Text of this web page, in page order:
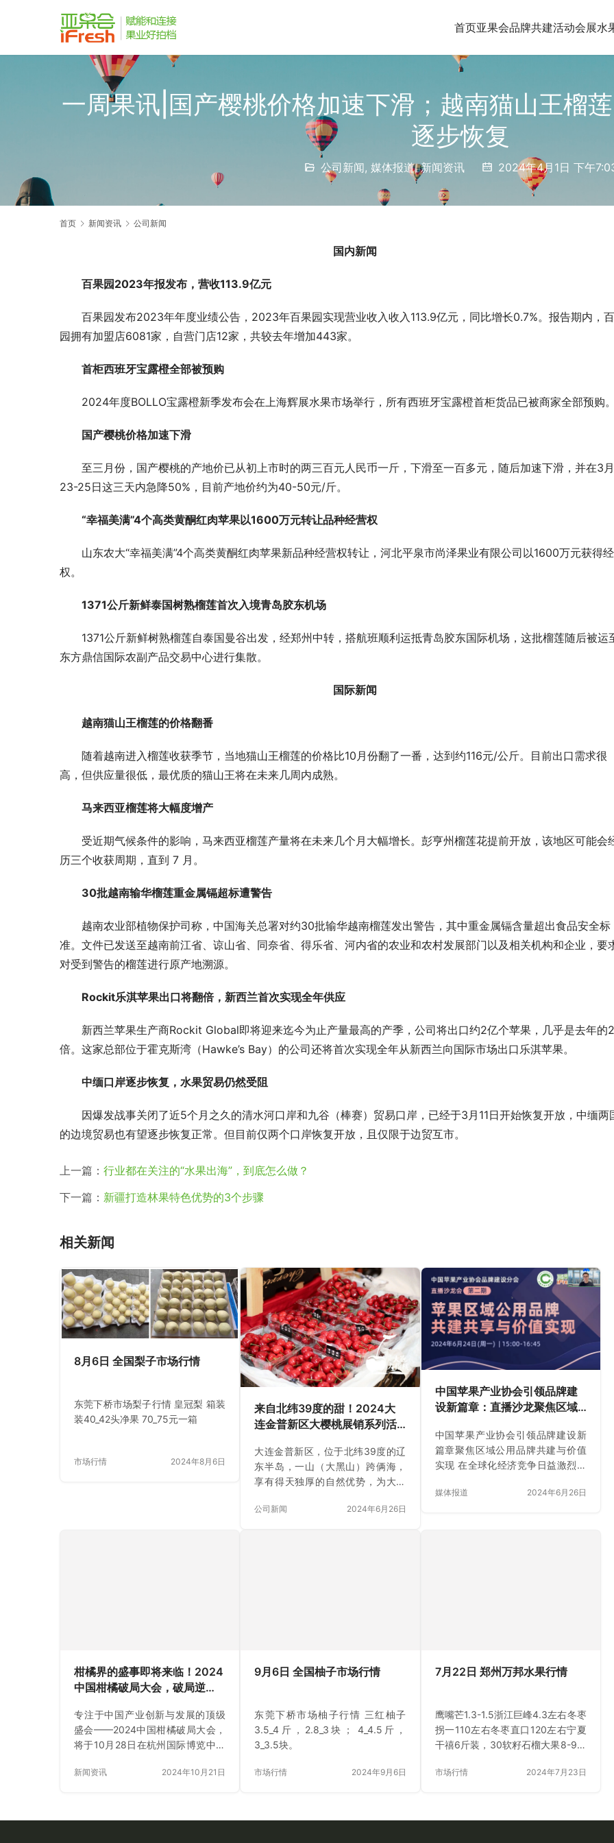
首页亚果会品牌共建活动会展水
一周果讯|国产樱桃价格加速下滑；越南猫山王榴
逐步恢复
公司新闻, 媒体报道,新闻资讯 2024年4月1日 下午
首页 新闻资讯 公司新闻
国内新闻
百果园2023年报发布，营收113.9亿元
百果园发布2023年年度业绩公告，2023年百果园实现营业收入收入113.9亿元，同比增长0.7%。报告期内，
园拥有加盟店6081家，自营门店12家，共较去年增加443家。
首柜西班牙宝露橙全部被预购
2024年度BOLLO宝露橙新季发布会在上海辉展水果市场举行，所有西班牙宝露橙首柜货品已被商家全部预购
国产樱桃价格加速下滑
至三月份，国产樱桃的产地价已从初上市时的两三百元人民币一斤，下滑至一百多元，随后加速下滑，并在3月
23-25日这三天内急降50%，目前产地价约为40-50元/斤。
“幸福美满”4个高类黄酮红肉苹果以1600万元转让品种经营权
山东农大“幸福美满”4个高类黄酮红肉苹果新品种经营权转让，河北平泉市尚泽果业有限公司以1600万元获得
权。
1371公斤新鲜泰国树熟榴莲首次入境青岛胶东机场
1371公斤新鲜树熟榴莲自泰国曼谷出发，经郑州中转，搭航班顺利运抵青岛胶东国际机场，这批榴莲随后被运
东方鼎信国际农副产品交易中心进行集散。
国际新闻
越南猫山王榴莲的价格翻番
随着越南进入榴莲收获季节，当地猫山王榴莲的价格比10月份翻了一番，达到约116元/公斤。目前出口需求很
高，但供应量很低，最优质的猫山王将在未来几周内成熟。
马来西亚榴莲将大幅度增产
受近期气候条件的影响，马来西亚榴莲产量将在未来几个月大幅增长。彭亨州榴莲花提前开放，该地区可能会
历三个收获周期，直到 7 月。
30批越南输华榴莲重金属镉超标遭警告
越南农业部植物保护司称，中国海关总署对约30批输华越南榴莲发出警告，其中重金属镉含量超出食品安全标
准。文件已发送至越南前江省、谅山省、同奈省、得乐省、河内省的农业和农村发展部门以及相关机构和企业，要
对受到警告的榴莲进行原产地溯源。
Rockit乐淇苹果出口将翻倍，新西兰首次实现全年供应
新西兰苹果生产商Rockit Global即将迎来迄今为止产量最高的产季，公司将出口约2亿个苹果，几乎是去年的2
倍。这家总部位于霍克斯湾（Hawke’s Bay）的公司还将首次实现全年从新西兰向国际市场出口乐淇苹果。
中缅口岸逐步恢复，水果贸易仍然受阻
因爆发战事关闭了近5个月之久的清水河口岸和九谷（棒赛）贸易口岸，已经于3月11日开始恢复开放，中缅两
的边境贸易也有望逐步恢复正常。但目前仅两个口岸恢复开放，且仅限于边贸互市。
上一篇： 行业都在关注的“水果出海”，到底怎么做？
下一篇： 新疆打造林果特色优势的3个步骤
相关新闻
8月6日 全国梨子市场行情
东莞下桥市场梨子行情 皇冠梨 箱装
装40_42头净果 70_75元一箱
市场行情 2024年8月6日
来自北纬39度的甜！2024大
连金普新区大樱桃展销系列活
大连金普新区，位于北纬39度的辽
东半岛，一山（大黑山）跨俩海，
享有得天独厚的自然优势，为大连
候和山地条件，为金普新区大樱桃
种以其独特的口感和品质深受消费
公司新闻 2024年6月26日
中国苹果产业协会引领品牌建
设新篇章：直播沙龙聚焦区域
中国苹果产业协会引领品牌建设新
篇章聚焦区域公用品牌共建与价值
实现 在全球化经济竞争日益激烈的
要支柱，扩大地区农产品品牌影响
媒体报道 2024年6月26日
柑橘界的盛事即将来临！2024
中国柑橘破局大会，破局逆
袭！
专注于中国产业创新与发展的顶级
将于10月28日在杭州国际博览中心
9月6日 全国柚子市场行情
东莞下桥市场柚子行情 三红柚子
3.5_4斤，2.8_3块； 4_4.5斤，
3_3.5块。
市场行情 2024年9月6日
7月22日 郑州万邦水果行情
鹰嘴芒1.3-1.5浙江巨峰4.3左右冬枣
拐一110左右冬枣直口120左右宁夏
干禧6斤装，30软籽石榴大果8-9软
6.5新疆八六王1.3-1.5
市场行情 2024年7月23日
破局而生！亚果会诚信档口联盟：让好水果
进口榴莲市场“变局”，印尼能否打破泰国与